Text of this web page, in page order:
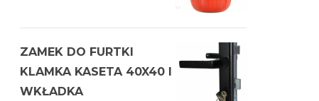
ZAMEK DO FURTKI
KLAMKA KASETA 40X40 I
WKŁADKA